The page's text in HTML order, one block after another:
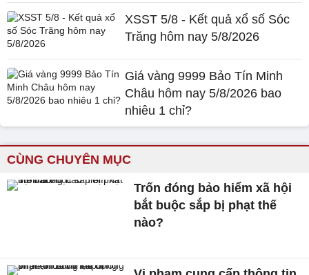
XSST 5/8 - Kết quả xổ số Sóc
Trăng hôm nay 5/8/2026
Giá vàng 9999 Bảo Tín Minh
Châu hôm nay 5/8/2026 bao
nhiêu 1 chỉ?
CÙNG CHUYÊN MỤC
Trốn đóng bảo hiểm xã hội
bắt buộc sắp bị phạt thế
nào?